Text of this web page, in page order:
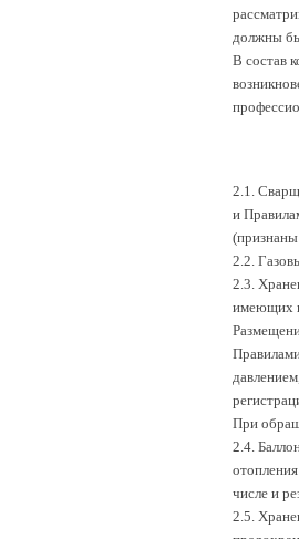
должны
В состав
2.1.
и
2.2.
2.3.
имеющих
При
2.4.
числе и
2.5.